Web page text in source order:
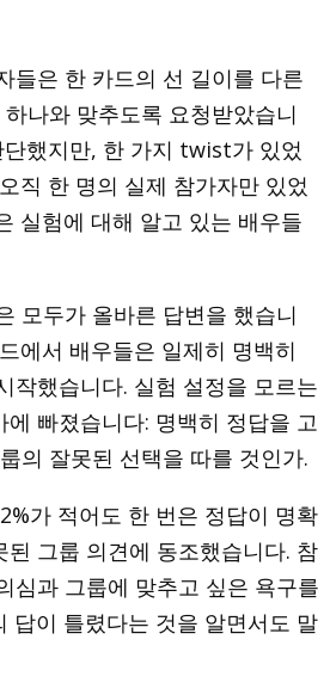
들은 한 카드의 선 길이를 다른
나와 맞추도록 요청받았습니
했지만, 한 가지 twist가 있었
직 한 명의 실제 참가자만 있었
실험에 대해 알고 있는 배우들
모두가 올바른 답변을 했습니
에서 배우들은 일제히 명백히
작했습니다. 실험 설정을 모르는
빠졌습니다: 명백히 정답을 고
의 잘못된 선택을 따를 것인가.
가 적어도 한 번은 정답이 명확
된 그룹 의견에 동조했습니다. 참
심과 그룹에 맞추고 싶은 욕구를
답이 틀렸다는 것을 알면서도 말